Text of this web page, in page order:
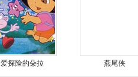
爱探险的朵拉 燕尾侠